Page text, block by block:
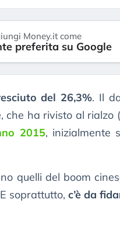
Money.it come
preferita su Google
del 26,3%. Il
che ha rivisto al rialzo
2015, inizialmente
quelli del boom
soprattutto, c’è da
ignorare
17 luglio 2026